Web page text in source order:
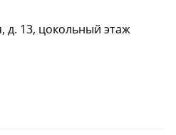
д. 13, цокольный этаж